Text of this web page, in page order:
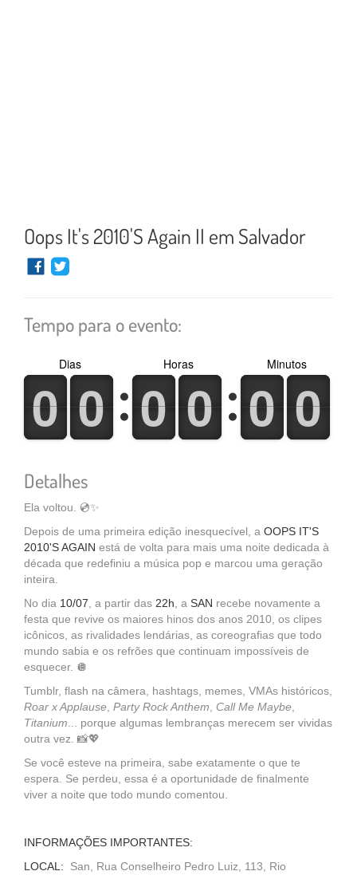
Oops It's 2010'S Again II em Salvador
Tempo para o evento:
0
0
1
1 0
0
1
1
Dias
0
0
1
1 0
0
1
1
Horas
0
0
1
1 0
0
1
1
Minutos
Detalhes
Ela voltou. 💿✨
Depois de uma primeira edição inesquecível, a OOPS IT'S
2010'S AGAIN está de volta para mais uma noite dedicada à
década que redefiniu a música pop e marcou uma geração
inteira.
No dia 10/07 , a partir das 22h , a SAN recebe novamente a
festa que revive os maiores hinos dos anos 2010, os clipes
icônicos, as rivalidades lendárias, as coreografias que todo
mundo sabia e os refrões que continuam impossíveis de
esquecer. 🪩
Tumblr, flash na câmera, hashtags, memes, VMAs históricos,
Roar x Applause Party Rock Anthem Call Me Maybe
Titanium ... porque algumas lembranças merecem ser vividas
outra vez. 📸💖
Se você esteve na primeira, sabe exatamente o que te
espera. Se perdeu, essa é a oportunidade de finalmente
viver a noite que todo mundo comentou.
INFORMAÇÕES IMPORTANTES:
LOCAL: San, Rua Conselheiro Pedro Luiz, 113, Rio